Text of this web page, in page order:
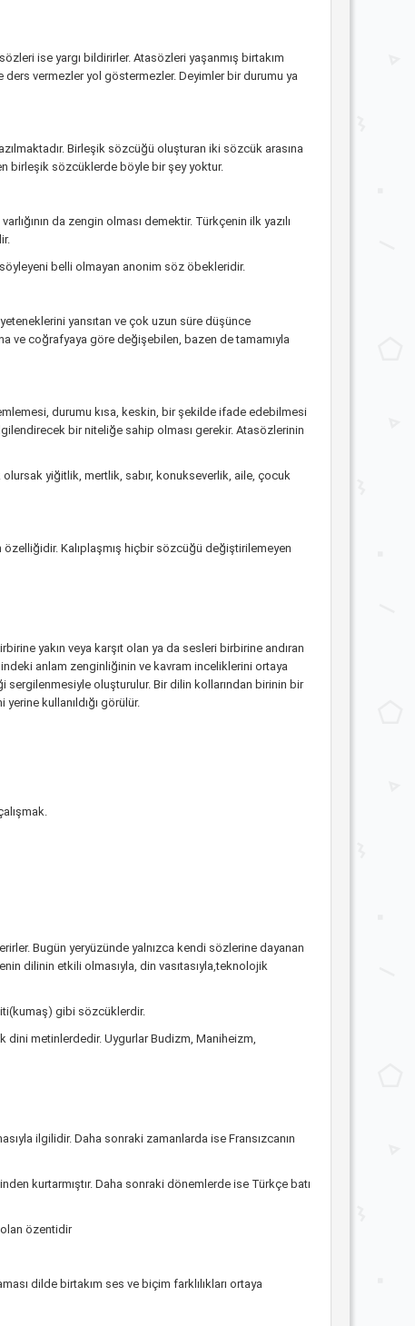
ise yargı bildirirler. Atasözleri yaşanmış birtakım
vermezler yol göstermezler. Deyimler bir durumu ya
Birleşik sözcüğü oluşturan iki sözcük arasına
birleşik sözcüklerde böyle bir şey yoktur.
da zengin olması demektir. Türkçenin ilk yazılı
belli olmayan anonim söz öbekleridir.
yansıtan ve çok uzun süre düşünce
ve coğrafyaya göre değişebilen, bazen de tamamıyla
durumu kısa, keskin, bir şekilde ifade edebilmesi
bir niteliğe sahip olması gerekir. Atasözlerinin
olursak yiğitlik, mertlik, sabır, konukseverlik, aile, çocuk
Kalıplaşmış hiçbir sözcüğü değiştirilemeyen
yakın veya karşıt olan ya da sesleri birbirine andıran
anlam zenginliğinin ve kavram inceliklerini ortaya
oluşturulur. Bir dilin kollarından birinin bir
kullanıldığı görülür.
Bugün yeryüzünde yalnızca kendi sözlerine dayanan
dilinin etkili olmasıyla, din vasıtasıyla,teknolojik
gibi sözcüklerdir.
dini metinlerdedir. Uygurlar Budizm, Maniheizm,
ilgilidir. Daha sonraki zamanlarda ise Fransızcanın
kurtarmıştır. Daha sonraki dönemlerde ise Türkçe batı
özentidir
dilde birtakım ses ve biçim farklılıkları ortaya